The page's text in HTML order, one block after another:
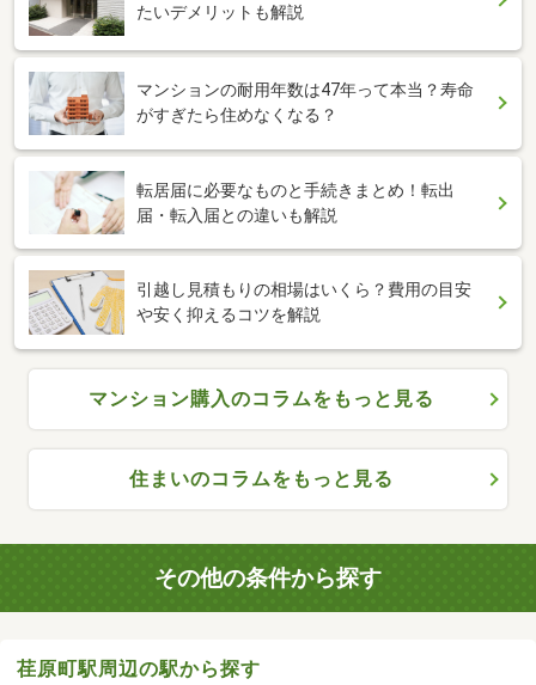
たいデメリットも解説
マンションの耐用年数は47年って本当？寿命
がすぎたら住めなくなる？
転居届に必要なものと手続きまとめ！転出
届・転入届との違いも解説
引越し見積もりの相場はいくら？費用の目安
や安く抑えるコツを解説
マンション購入のコラムをもっと見る
住まいのコラムをもっと見る
その他の条件から探す
荏原町駅周辺の駅から探す